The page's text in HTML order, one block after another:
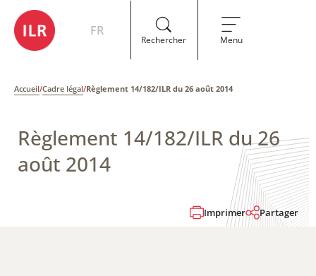
FR
Rechercher Menu
Accueil/Cadre légal/Règlement 14/182/ILR du 26 août 2014
Règlement 14/182/ILR du 26
août 2014
Imprimer Partager